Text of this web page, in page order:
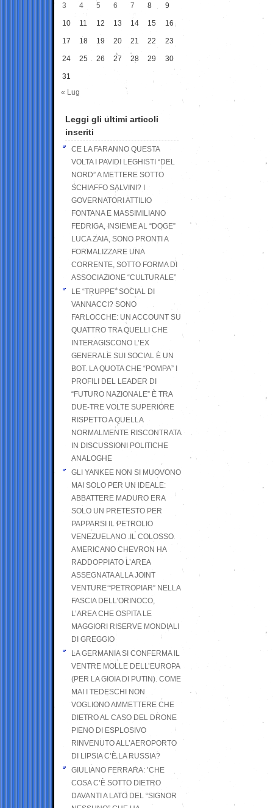
3 4 5 6 7 8 9
10 11 12 13 14 15 16
17 18 19 20 21 22 23
24 25 26 27 28 29 30
31
« Lug
Leggi gli ultimi articoli
inseriti
CE LA FARANNO QUESTA
VOLTA I PAVIDI LEGHISTI “DEL
NORD” A METTERE SOTTO
SCHIAFFO SALVINI? I
GOVERNATORI ATTILIO
FONTANA E MASSIMILIANO
FEDRIGA, INSIEME AL “DOGE”
LUCA ZAIA, SONO PRONTI A
FORMALIZZARE UNA
CORRENTE, SOTTO FORMA DI
ASSOCIAZIONE “CULTURALE”
LE “TRUPPE” SOCIAL DI
VANNACCI? SONO
FARLOCCHE: UN ACCOUNT SU
QUATTRO TRA QUELLI CHE
INTERAGISCONO L’EX
GENERALE SUI SOCIAL È UN
BOT. LA QUOTA CHE “POMPA” I
PROFILI DEL LEADER DI
“FUTURO NAZIONALE” È TRA
DUE-TRE VOLTE SUPERIORE
RISPETTO A QUELLA
NORMALMENTE RISCONTRATA
IN DISCUSSIONI POLITICHE
ANALOGHE
GLI YANKEE NON SI MUOVONO
MAI SOLO PER UN IDEALE:
ABBATTERE MADURO ERA
SOLO UN PRETESTO PER
PAPPARSI IL PETROLIO
VENEZUELANO .IL COLOSSO
AMERICANO CHEVRON HA
RADDOPPIATO L’AREA
ASSEGNATA ALLA JOINT
VENTURE “PETROPIAR” NELLA
FASCIA DELL’ORINOCO,
L’AREA CHE OSPITA LE
MAGGIORI RISERVE MONDIALI
DI GREGGIO
LA GERMANIA SI CONFERMA IL
VENTRE MOLLE DELL’EUROPA
(PER LA GIOIA DI PUTIN). COME
MAI I TEDESCHI NON
VOGLIONO AMMETTERE CHE
DIETRO AL CASO DEL DRONE
PIENO DI ESPLOSIVO
RINVENUTO ALL’AEROPORTO
DI LIPSIA C’È LA RUSSIA?
GIULIANO FERRARA: ’CHE
COSA C’È SOTTO DIETRO
DAVANTI A LATO DEL “SIGNOR